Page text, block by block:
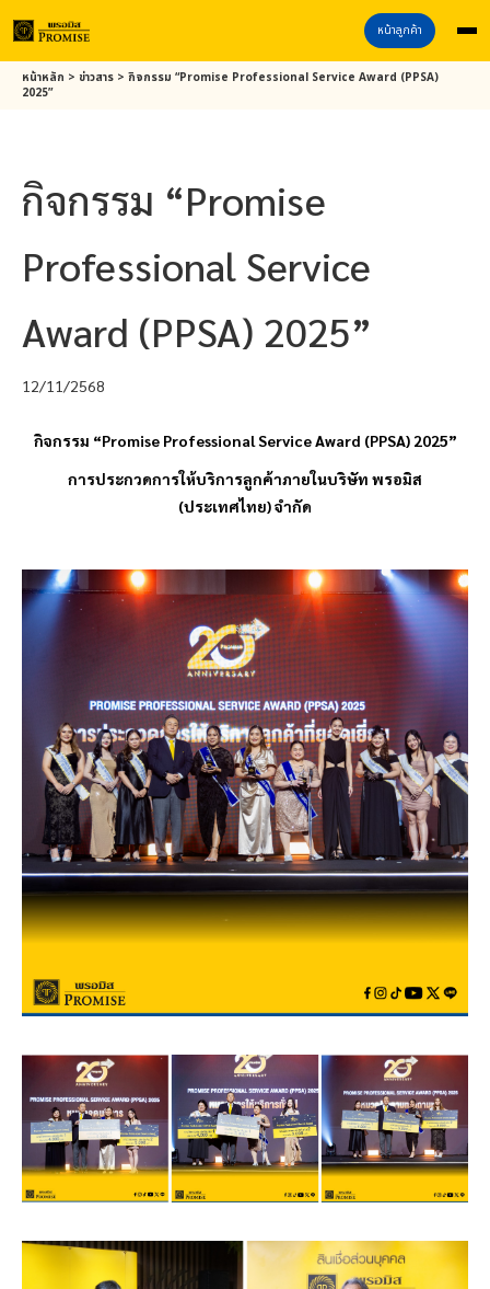
Skip
หน้าลูกค้า
หน้าหลัก > ข่าวสาร > กิจกรรม “Promise Professional Service Award (PPSA)
2025”
กิจกรรม “Promise
Professional Service
Award (PPSA) 2025”
12/11/2568
กิจกรรม “Promise Professional Service Award (PPSA) 2025”
การประกวดการให้บริการลูกค้าภายในบริษัท พรอมิส
(ประเทศไทย) จำกัด